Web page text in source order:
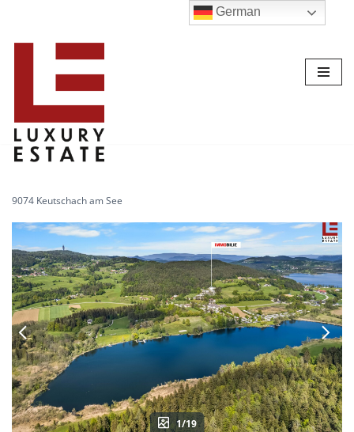
Zum
9074 Keutschach am See
1/19
German